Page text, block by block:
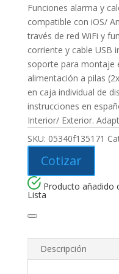
Funciones alarma y
compatible con iOS/
través de red WiFi y
corriente y cable USB
soporte para montaje
alimentación a pilas
en caja individual de
instrucciones en
Interior/ Exterior.
SKU: 05340f135171
Cotizar
Producto añadido
Lista
Descripción